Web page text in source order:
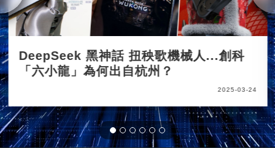
DeepSeek 黑神話 扭秧歌機械人...創科
「六小龍」為何出自杭州？
2025-03-24